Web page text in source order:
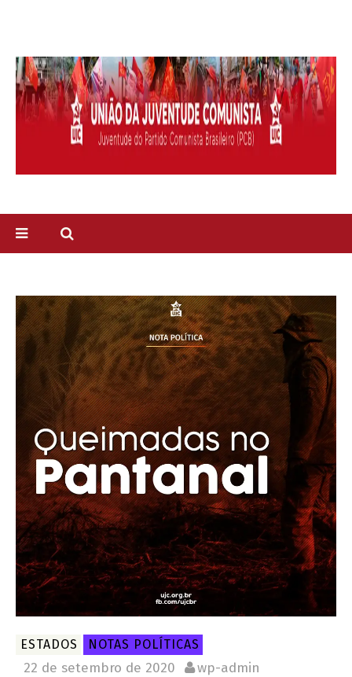
ESTADOS NOTAS POLÍTICAS
22 de setembro de 2020 wp-admin